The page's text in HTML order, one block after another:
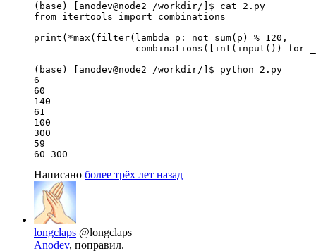
(base) [anodev@node2 /workdir/]$ cat 2.py
from itertools import combinations
print(*max(filter(lambda p: not sum(p) % 120,
combinations([int(input()) for
(base) [anodev@node2 /workdir/]$ python 2.py
6
60
140
61
100
300
59
60 300
Написано более трёх лет назад
longclaps @longclaps
Anodev, поправил.